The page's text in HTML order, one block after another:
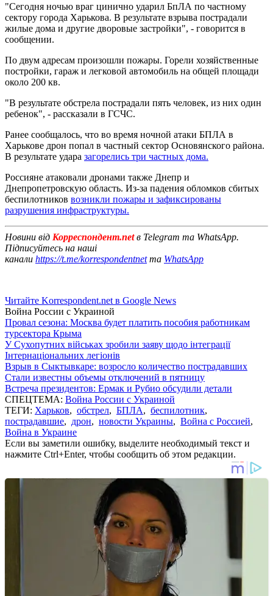
"Сегодня ночью враг цинично ударил БпЛА по частному
сектору города Харькова. В результате взрыва пострадали
жилые дома и другие дворовые застройки", - говорится в
сообщении.
По двум адресам произошли пожары. Горели хозяйственные
постройки, гараж и легковой автомобиль на общей площади
около 200 кв.
"В результате обстрела пострадали пять человек, из них один
ребенок", - рассказали в ГСЧС.
Ранее сообщалось, что во время ночной атаки БПЛА в
Харькове дрон попал в частный сектор Основянского района.
В результате удара загорелись три частных дома.
Россияне атаковали дронами также Днепр и
Днепропетровскую область. Из-за падения обломков сбитых
беспилотников возникли пожары и зафиксированы
разрушения инфраструктуры.
Новини від Корреспондент.netв Telegram та WhatsApp.
Підписуйтесь на наші
канали https://t.me/korrespondentnetта WhatsApp
Читайте Korrespondent.net в Google News
Война России с Украиной
Провал сезона: Москва будет платить пособия работникам
турсектора Крыма
У Сухопутних військах зробили заяву щодо інтеграції
Інтернаціональних легіонів
Взрыв в Сыктывкаре: возросло количество пострадавших
Стали известны объемы отключений в пятницу
Встреча президентов: Ермак и Рубио обсудили детали
СПЕЦТЕМА: Война России с Украиной
ТЕГИ: Харьков, обстрел, БПЛА, беспилотник,
пострадавшие, дрон, новости Украины, Война с Россией,
Война в Украине
Если вы заметили ошибку, выделите необходимый текст и
нажмите Ctrl+Enter, чтобы сообщить об этом редакции.